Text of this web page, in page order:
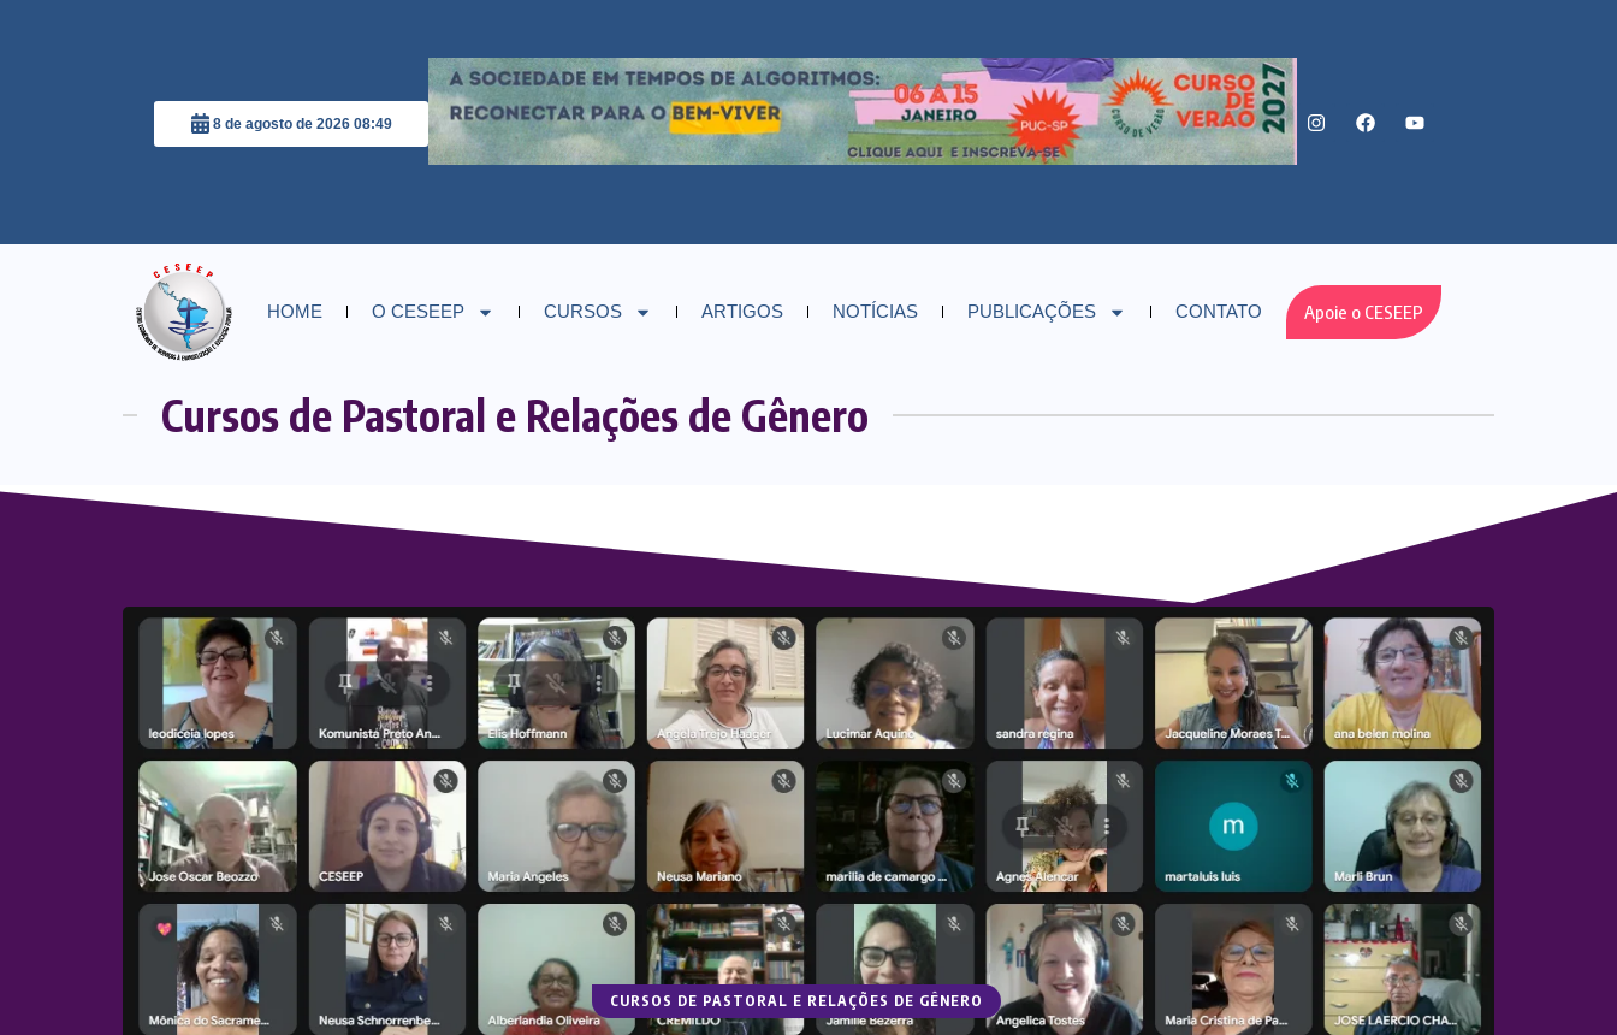
8 de agosto de 2026 08:49
HOME O CESEEP CURSOS ARTIGOS NOTÍCIAS PUBLICAÇÕES CONTATO Apoie o CESEEP
Cursos de Pastoral e Relações de Gênero
CURSOS DE PASTORAL E RELAÇÕES DE GÊNERO